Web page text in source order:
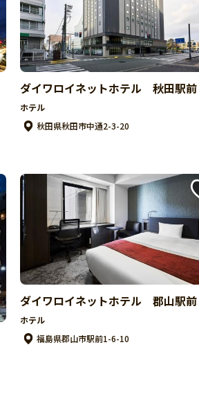
ダイワロイネットホテル 秋田駅前
ホテル
秋田県秋田市中通2-3-20
ダイワロイネットホテル 郡山駅前
ホテル
福島県郡山市駅前1-6-10